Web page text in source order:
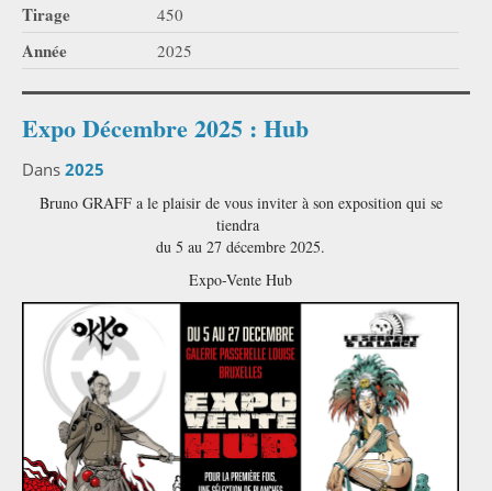
Tirage 450
Année 2025
Expo Décembre 2025 : Hub
Dans 2025
Bruno GRAFF a le plaisir de vous inviter à son exposition qui se
tiendra
du 5 au 27 décembre 2025.
Expo-Vente Hub